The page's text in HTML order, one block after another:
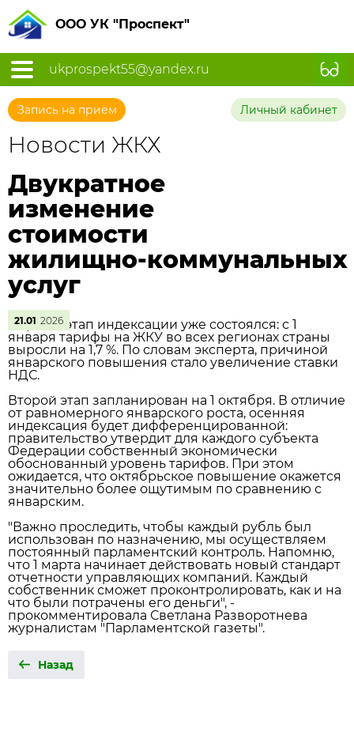
ООО УК "Проспект"
ukprospekt55@yandex.ru
Запись на прием Личный кабинет
Новости ЖКХ
Двукратное
изменение
стоимости
жилищно‑коммунальных
услуг
21.01 2026
Первый этап индексации уже состоялся: с 1
января тарифы на ЖКУ во всех регионах страны
выросли на 1,7 %. По словам эксперта, причиной
январского повышения стало увеличение ставки
НДС.
Второй этап запланирован на 1 октября. В отличие
от равномерного январского роста, осенняя
индексация будет дифференцированной:
правительство утвердит для каждого субъекта
Федерации собственный экономически
обоснованный уровень тарифов. При этом
ожидается, что октябрьское повышение окажется
значительно более ощутимым по сравнению с
январским.
"Важно проследить, чтобы каждый рубль был
использован по назначению, мы осуществляем
постоянный парламентский контроль. Напомню,
что 1 марта начинает действовать новый стандарт
отчетности управляющих компаний. Каждый
собственник сможет проконтролировать, как и на
что были потрачены его деньги", -
прокомментировала Светлана Разворотнева
журналистам "Парламентской газеты".
Назад